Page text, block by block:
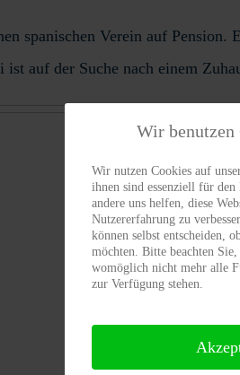
spanischen Verein auf Pension.
auf der Suche nach einem
Vermittlungs
ABC
bogen
Wir benutzen
Wir nutzen Cookies auf
ihnen sind essenziell für
andere uns helfen, diese
Nutzererfahrung zu
können selbst entscheiden,
möchten. Bitte beachten
womöglich nicht mehr alle
zur Verfügung stehen.